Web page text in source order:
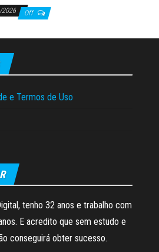
2026 Off
e Termos de Uso
tenho 32 anos e trabalho com
E acredito que sem estudo e
conseguirá obter sucesso.